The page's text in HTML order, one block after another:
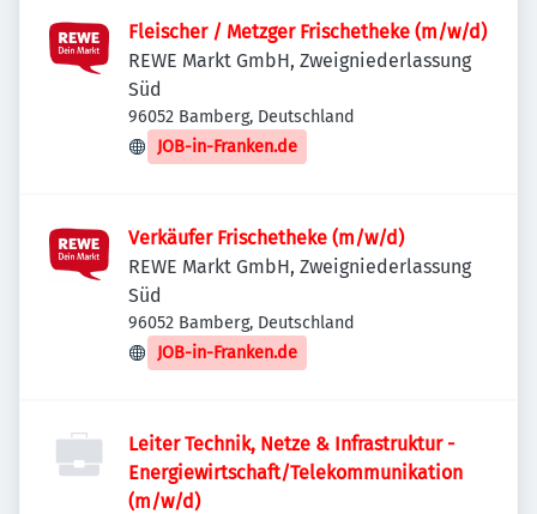
Fleischer / Metzger Frischetheke (m/w/d)
REWE Markt GmbH, Zweigniederlassung
Süd
96052 Bamberg, Deutschland
JOB-in-Franken.de
Verkäufer Frischetheke (m/w/d)
REWE Markt GmbH, Zweigniederlassung
Süd
96052 Bamberg, Deutschland
JOB-in-Franken.de
Leiter Technik, Netze & Infrastruktur -
Energiewirtschaft/Telekommunikation
(m/w/d)